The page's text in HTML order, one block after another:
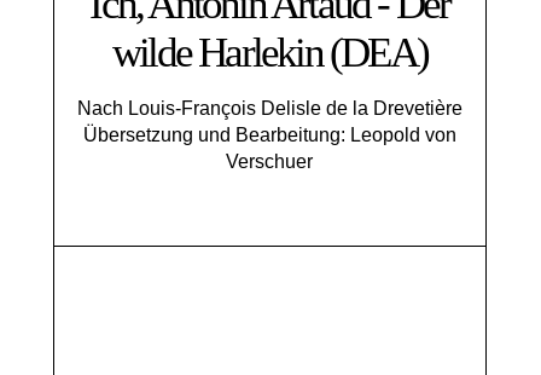
wilde Harlekin (DEA)
Nach Louis-François Delisle de la Drevetière
Übersetzung und Bearbeitung: Leopold von
Verschuer